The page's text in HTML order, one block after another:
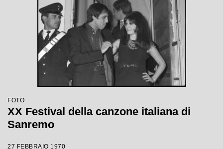
FOTO
XX Festival della canzone italiana di
Sanremo
27 FEBBRAIO 1970